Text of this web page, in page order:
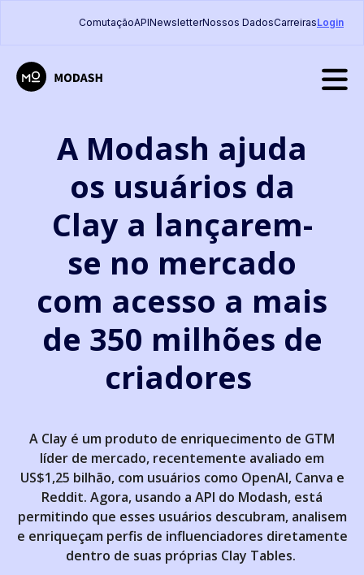
ComutaçãoAPINewsletterNossos DadosCarreirasLogin
A Modash ajuda
os usuários da
Clay a lançarem-
se no mercado
com acesso a mais
de 350 milhões de
criadores
A Clay é um produto de enriquecimento de GTM
líder de mercado, recentemente avaliado em
US$1,25 bilhão, com usuários como OpenAI, Canva e
Reddit. Agora, usando a API do Modash, está
permitindo que esses usuários descubram, analisem
e enriqueçam perfis de influenciadores diretamente
dentro de suas próprias Clay Tables.